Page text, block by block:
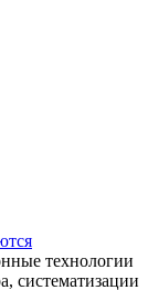
технологии
систематизации